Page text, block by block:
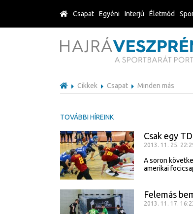
Cikkek Csapat Minden más
TOVÁBBI HÍREINK
Csak egy
2013. 11. 25.
A soron
amerikai
Felemás
2013. 11. 17.
Csapat Egyéni Interjú Életmód